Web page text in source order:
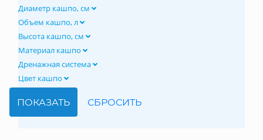
Диаметр кашпо, см
Объем кашпо, л
Высота кашпо, см
Материал кашпо
Дренажная система
Цвет кашпо